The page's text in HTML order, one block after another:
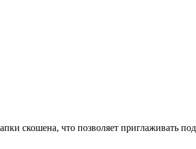
скошена, что позволяет приглаживать